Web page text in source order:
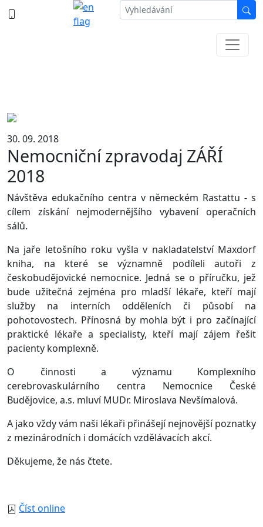
30. 09. 2018
Nemocniční zpravodaj ZÁŘÍ
2018
Návštěva edukačního centra v německém Rastattu - s
cílem získání nejmodernějšího vybavení operačních
sálů.
Na jaře letošního roku vyšla v nakladatelství Maxdorf
kniha, na které se významně podíleli autoři z
českobudějovické nemocnice. Jedná se o příručku, jež
bude užitečná zejména pro mladší lékaře, kteří mají
služby na interních odděleních či působí na
pohotovostech. Přínosná by mohla být i pro začínající
praktické lékaře a specialisty, kteří mají zájem řešit
pacienty komplexně.
O činnosti a významu Komplexního
cerebrovaskulárního centra Nemocnice České
Budějovice, a.s. mluví MUDr. Miroslava Nevšímalová.
A jako vždy vám naši lékaři přinášejí nejnovější poznatky
z mezinárodních i domácích vzdělávacích akcí.
Děkujeme, že nás čtete.
Číst online